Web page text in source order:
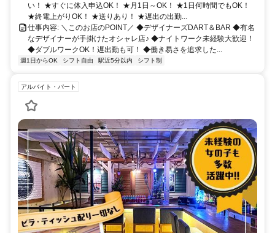
い！ ★すぐに体入申込OK！ ★月1日～OK！ ★1日何時間でもOK！
★終電上がりOK！ ★送りあり！ ★遅出の出勤...
仕事内容: ＼このお店のPOINT／ ◆デザイナーズDART＆BAR ◆有名
なデザイナーが手掛けたオシャレ店♪ ◆ナイトワーク未経験大歓迎！
◆ダブルワークOK！遅出勤も可！ ◆働き易さを追求した...
週1日からOK シフト自由 駅近5分以内 シフト制
アルバイト・パート